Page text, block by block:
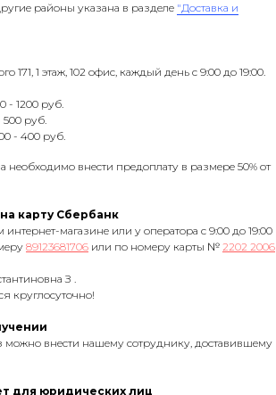
районы указана в разделе "Доставка и
171, 1 этаж, 102 офис, каждый день с 9:00 до 19:00.
- 1200 руб.
500 руб.
- 400 руб.
внести предоплату в размере 50% от
карту Сбербанк
магазине или у оператора с 9:00 до 19:00
89123681706 или по номеру карты № 2202 2006
З .
круглосуточно!
можно внести нашему сотруднику, доставившему
для юридических лиц